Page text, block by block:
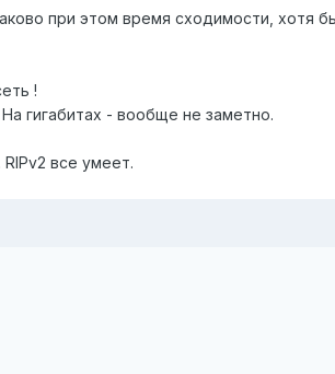
при этом время сходимости, хотя
!
гигабитах - вообще не заметно.
все умеет.